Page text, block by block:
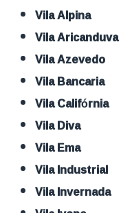
Vila Alpina
Vila Aricanduva
Vila Azevedo
Vila Bancaria
Vila Califórnia
Vila Diva
Vila Ema
Vila Industrial
Vila Invernada